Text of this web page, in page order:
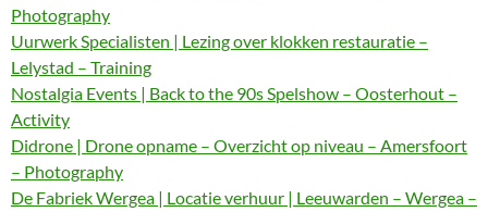
Photography
Uurwerk Specialisten | Lezing over klokken restauratie –
Lelystad – Training
Nostalgia Events | Back to the 90s Spelshow – Oosterhout –
Activity
Didrone | Drone opname – Overzicht op niveau – Amersfoort
– Photography
De Fabriek Wergea | Locatie verhuur | Leeuwarden – Wergea –